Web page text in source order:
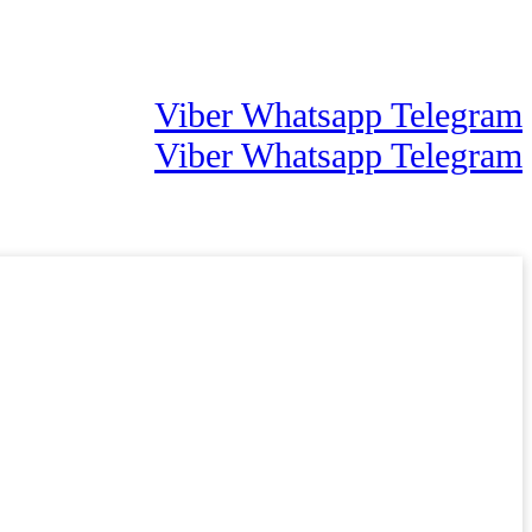
Viber Whatsapp Telegram
Viber Whatsapp Telegram